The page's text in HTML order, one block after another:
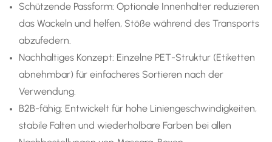
Schützende Passform: Optionale Innenhalter reduzieren
das Wackeln und helfen, Stöße während des Transports
abzufedern.
Nachhaltiges Konzept: Einzelne PET-Struktur (Etiketten
abnehmbar) für einfacheres Sortieren nach der
Verwendung.
B2B-fähig: Entwickelt für hohe Liniengeschwindigkeiten,
stabile Falten und wiederholbare Farben bei allen